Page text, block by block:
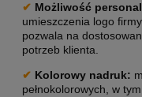
✔ Możliwość
umieszczenia logo
pozwala na
potrzeb klienta.
✔ Kolorowy nadruk:
pełnokolorowych, w